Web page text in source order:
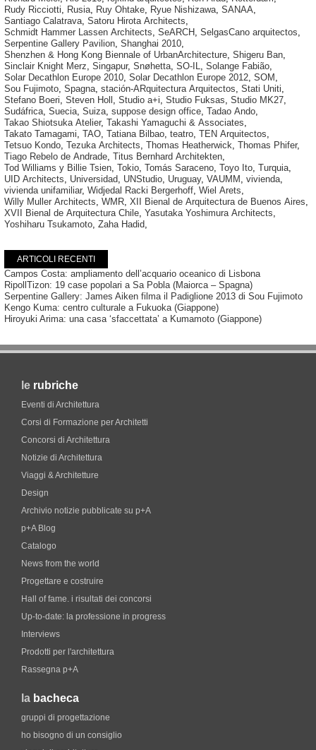
Rudy Ricciotti, Rusia, Ruy Ohtake, Ryue Nishizawa, SANAA,
Santiago Calatrava, Satoru Hirota Architects,
Schmidt Hammer Lassen Architects, SeARCH , SelgasCano arquitectos,
Serpentine Gallery Pavilion, Shanghai 2010,
Shenzhen & Hong Kong Biennale of UrbanArchitecture, Shigeru Ban,
Sinclair Knight Merz, Singapur, Snøhetta, SO-IL, Solange Fabião,
Solar Decathlon Europe 2010, Solar Decathlon Europe 2012, SOM ,
Sou Fujimoto, Spagna, stación-ARquitectura Arquitectos, Stati Uniti,
Stefano Boeri, Steven Holl , Studio a+i, Studio Fuksas, Studio MK27,
Sudáfrica, Suecia, Suiza, suppose design office, Tadao Ando,
Takao Shiotsuka Atelier, Takashi Yamaguchi & Associates,
Takato Tamagami, TAO, Tatiana Bilbao, teatro, TEN Arquitectos,
Tetsuo Kondo, Tezuka Architects, Thomas Heatherwick, Thomas Phifer,
Tiago Rebelo de Andrade, Titus Bernhard Architekten,
Tod Williams y Billie Tsien, Tokio, Tomás Saraceno, Toyo Ito, Turquia,
UID Architects, Universidad, UNStudio, Uruguay, VAUMM , vivienda,
vivienda unifamiliar, Widjedal Racki Bergerhoff, Wiel Arets,
Willy Muller Architects, WMR, XII Bienal de Arquitectura de Buenos Aires,
XVII Bienal de Arquitectura Chile, Yasutaka Yoshimura Architects,
Yoshiharu Tsukamoto, Zaha Hadid,
ARTICOLI RECENTI
Campos Costa: ampliamento dell’acquario oceanico di Lisbona
RipollTizon: 19 case popolari a Sa Pobla (Maiorca – Spagna)
Serpentine Gallery: James Aiken filma il Padiglione 2013 di Sou Fujimoto
Kengo Kuma: centro culturale a Fukuoka (Giappone)
Hiroyuki Arima: una casa ‘sfaccettata’ a Kumamoto (Giappone)
le rubriche
Eventi di Architettura
Corsi di Formazione per Architetti
Concorsi di Architettura
Notizie di Architettura
Viaggi & Architetture
Design
Archivio notizie pubblicate su p+A
p+A Blog
Catalogo
News from the world
Progettare e costruire
Hall of fame. i risultati dei concorsi
Up-to-date: la professione in progress
Interviews
Prodotti per l'architettura
Rassegna p+A
la bacheca
gruppi di progettazione
ho bisogno di un consiglio